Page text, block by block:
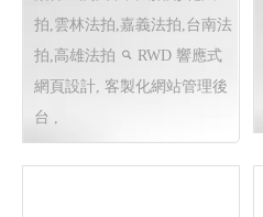
105法拍網 法拍物件〡法拍
案件查詢, 台中法拍,彰化法
拍,雲林法拍,嘉義法拍,台南法
拍,高雄法拍